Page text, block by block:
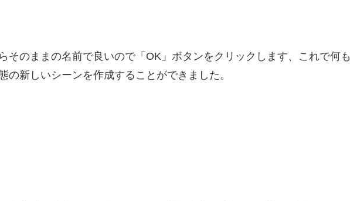
そのままの名前で良いので「OK」ボタンをクリックします、これで何も
の新しいシーンを作成することができました。